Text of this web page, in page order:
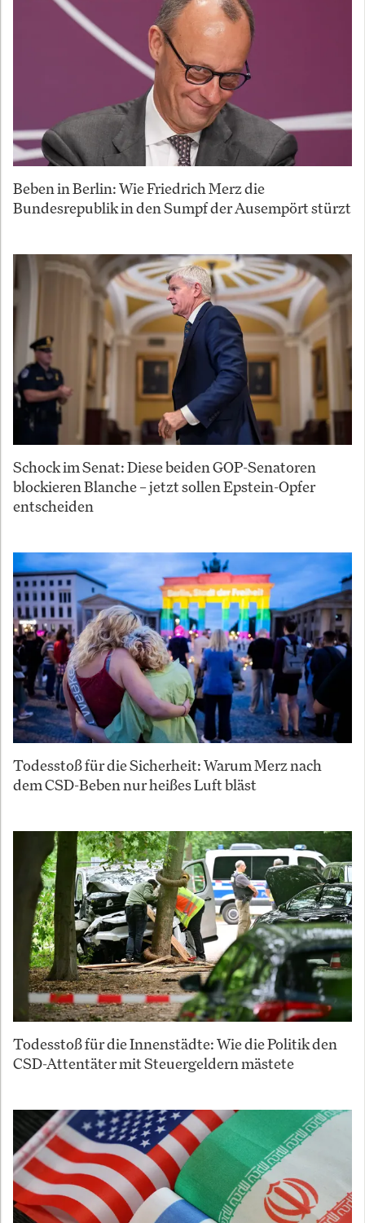
Beben in Berlin: Wie Friedrich Merz die
Bundesrepublik in den Sumpf der Ausempört stürzt
Schock im Senat: Diese beiden GOP-Senatoren
blockieren Blanche – jetzt sollen Epstein-Opfer
entscheiden
Todesstoß für die Sicherheit: Warum Merz nach
dem CSD-Beben nur heißes Luft bläst
Todesstoß für die Innenstädte: Wie die Politik den
CSD-Attentäter mit Steuergeldern mästete